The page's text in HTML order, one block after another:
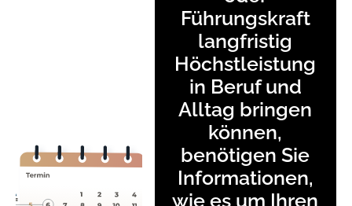
Führungskraft
langfristig
Höchstleistung
in Beruf und
Alltag bringen
können,
benötigen Sie
Informationen,
wie es um Ihren